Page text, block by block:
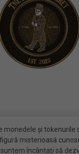
monedele și tokenurile
misterioasă
suntem încântați să